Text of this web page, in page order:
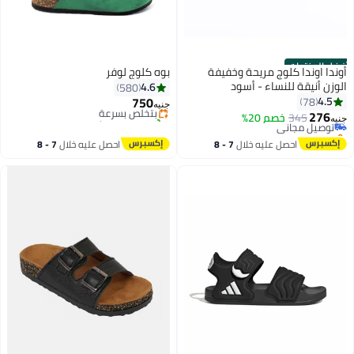
أفضل المنتجات
2
أوندا اوندا كلوج مريحة وخفيفة
الوزن أنيقة للنساء - أسود
4.5
78
جنيه276
345 خصم 20%
#1 في صنادل نسائية كاجوال
أقل سعر في 30 يوم
توصيل مجاني
باقي 1 وحدات في المخزون
تم بيع +40 مؤخرًا
#1 في صنادل نسائية كاجوال
احصل عليه خلال 7 - 8
12
بوه كلوج لوفر
4.6
580
جنيه750
#14 في صنادل نسائية كاجوال
توصيل مجاني
بتخلّص بسرعة
تم بيع +30 مؤخرًا
احصل عليه خلال 7 - 8